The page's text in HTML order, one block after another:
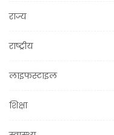
राज्य
राष्ट्रीय
लाइफस्टाइल
शिक्षा